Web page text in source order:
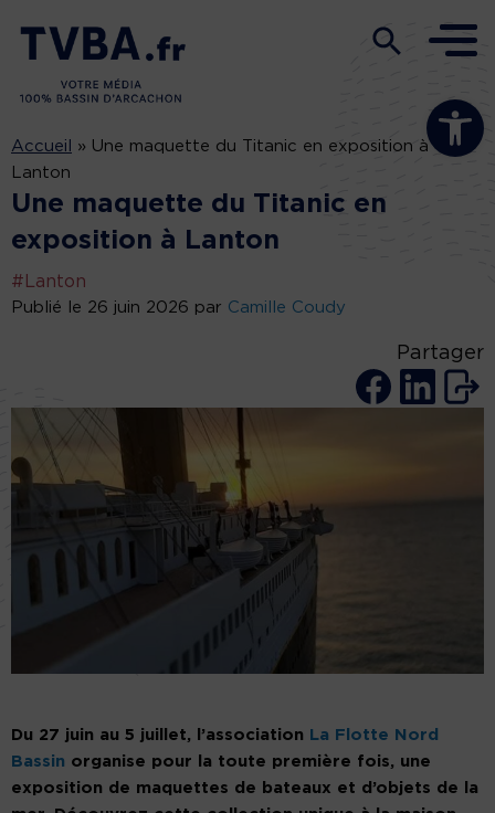
Ouvrir la
Accueil » Une maquette du Titanic en exposition à
Lanton
Une maquette du Titanic en
exposition à Lanton
#Lanton
Publié le 26 juin 2026 par Camille Coudy
Partager
Du 27 juin au 5 juillet, l’association La Flotte Nord
Bassin organise pour la toute première fois, une
exposition de maquettes de bateaux et d’objets de la